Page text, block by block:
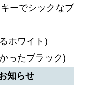
ーでシックなブ
ホワイト)
ったブラック)
知らせ